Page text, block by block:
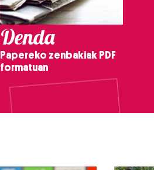
Denda
Papereko zenbakiak PDF
formatuan